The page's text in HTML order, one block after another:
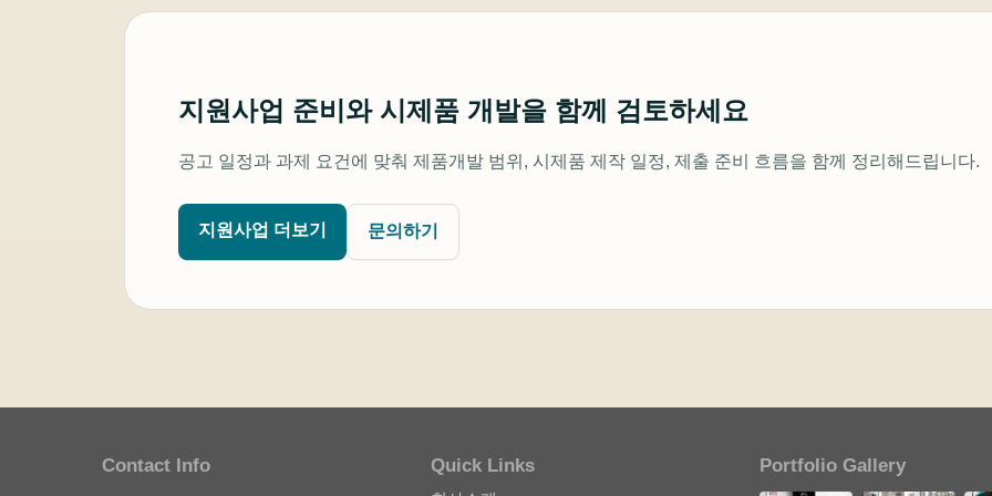
지원사업 준비와 시제품 개발을 함께 검토하세요
공고 일정과 과제 요건에 맞춰 제품개발 범위, 시제품 제작 일정, 제출 준비 흐름을 함께 정리해드립니다.
지원사업 더보기 문의하기
Contact Info Quick Links Portfolio Gallery